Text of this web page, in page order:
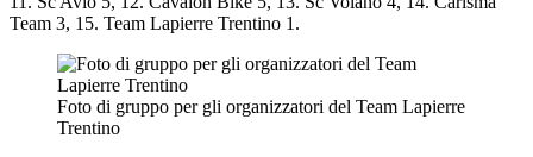
Team 3, 15. Team Lapierre Trentino 1.
Foto di gruppo per gli organizzatori del Team Lapierre
Trentino